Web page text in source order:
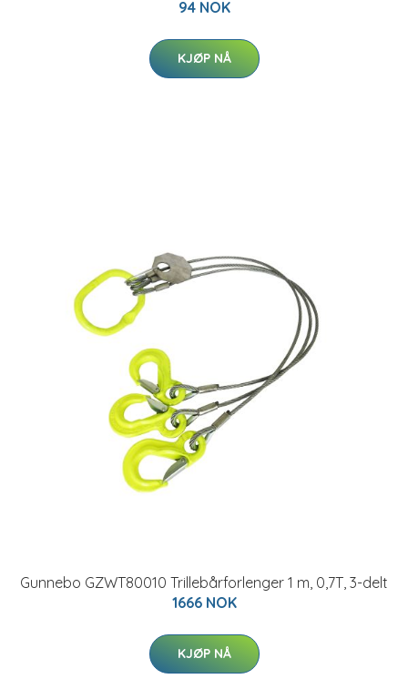
94 NOK
KJØP NÅ
Gunnebo GZWT80010 Trillebårforlenger 1 m, 0,7T, 3-delt
1666 NOK
KJØP NÅ